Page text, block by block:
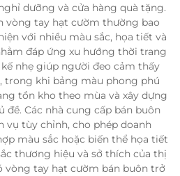
dưỡng và cửa hàng quà tặng.
vòng tay hạt cườm thường bao
với nhiều màu sắc, họa tiết và
đáp ứng xu hướng thời trang
nhẹ giúp người đeo cảm thấy
trong khi bảng màu phong phú
tồn kho theo mùa và xây dựng
đề. Các nhà cung cấp bán buôn
vụ tùy chỉnh, cho phép doanh
màu sắc hoặc biến thể họa tiết
thương hiệu và sở thích của thị
vòng tay hạt cườm bán buôn trở